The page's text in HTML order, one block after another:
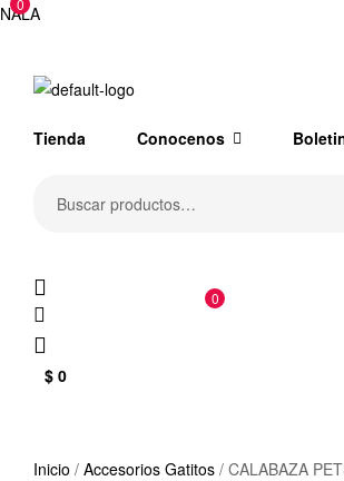
NALA
Tienda Conocenos
por:
0
0
$ 0
Inicio / Accesorios Gatitos / CALABAZA